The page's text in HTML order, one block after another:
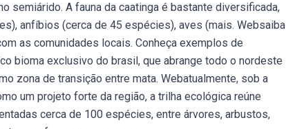
semiárido. A fauna da caatinga é bastante diversificada,
anfíbios (cerca de 45 espécies), aves (mais. Websaiba
as comunidades locais. Conheça exemplos de
bioma exclusivo do brasil, que abrange todo o nordeste
zona de transição entre mata. Webatualmente, sob a
um projeto forte da região, a trilha ecológica reúne
cerca de 100 espécies, entre árvores, arbustos,